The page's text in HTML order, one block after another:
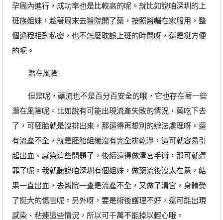
孕周內進行，成功率也是比較高的呢。就比如說咱深圳的上
班族姐妹，趁著周末去醫院開了藥，按照醫囑在家服用，整
個過程相對私密，也不怎麼耽誤上班的時間呀，還是挺方便
的呢。
潛在風險
但是呢，藥流也不是百分百安全的哦，它也存在著一些
潛在風險呢。比如說有可能出現流產失敗的情況，藥吃下去
了，可胚胎就是沒排出來，那還得再想別的辦法處理呀。還
有流產不全，就是胚胎組織沒有完全排乾淨，這可就容易引
起出血、感染這些問題了，後續還得做清宮手術，那可就遭
罪了呢。我就聽說咱深圳有個姐妹，做藥流後沒太在意，結
果一直出血，去醫院一查是流產不全，又做了清宮，身體受
了挺大的傷害呢。另外呀，要是術後護理不好，還可能出現
感染、粘連這些情況，所以可千萬不能掉以輕心哦。